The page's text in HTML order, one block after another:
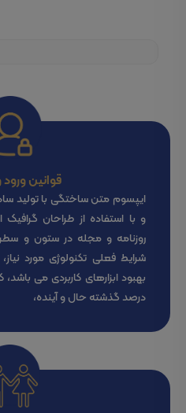
قوانین
ایپسوم متن ساختگی با تولید
و با استفاده از طراحان
روزنامه و مجله در ستون و
شرایط فعلی تکنولوژی مورد
بهبود ابزارهای کاربردی می
درصد گذشته حال و آینده،